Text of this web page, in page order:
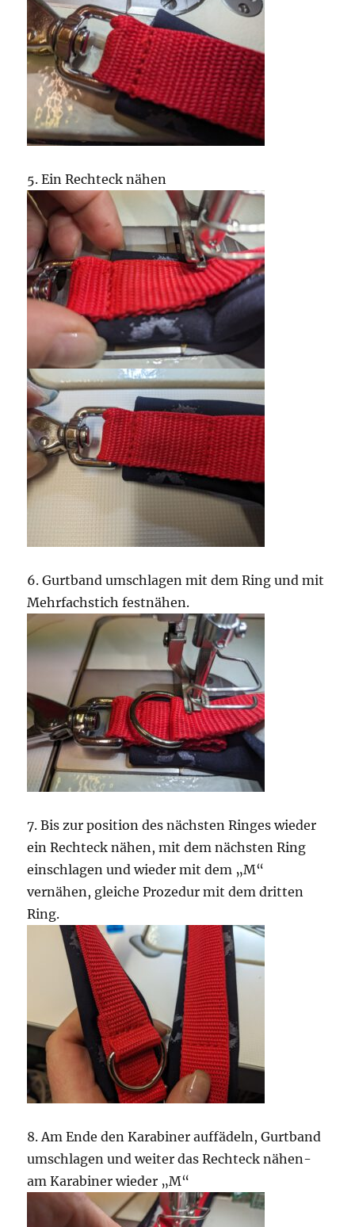
5. Ein Rechteck nähen
6. Gurtband umschlagen mit dem Ring und mit
Mehrfachstich festnähen.
7. Bis zur position des nächsten Ringes wieder
ein Rechteck nähen, mit dem nächsten Ring
einschlagen und wieder mit dem „M“
vernähen, gleiche Prozedur mit dem dritten
Ring.
8. Am Ende den Karabiner auffädeln, Gurtband
umschlagen und weiter das Rechteck nähen-
am Karabiner wieder „M“